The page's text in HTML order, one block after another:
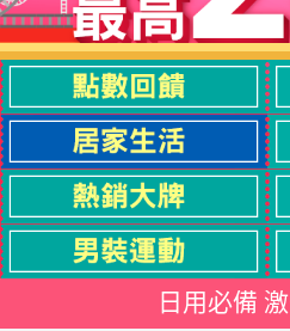
日用必備